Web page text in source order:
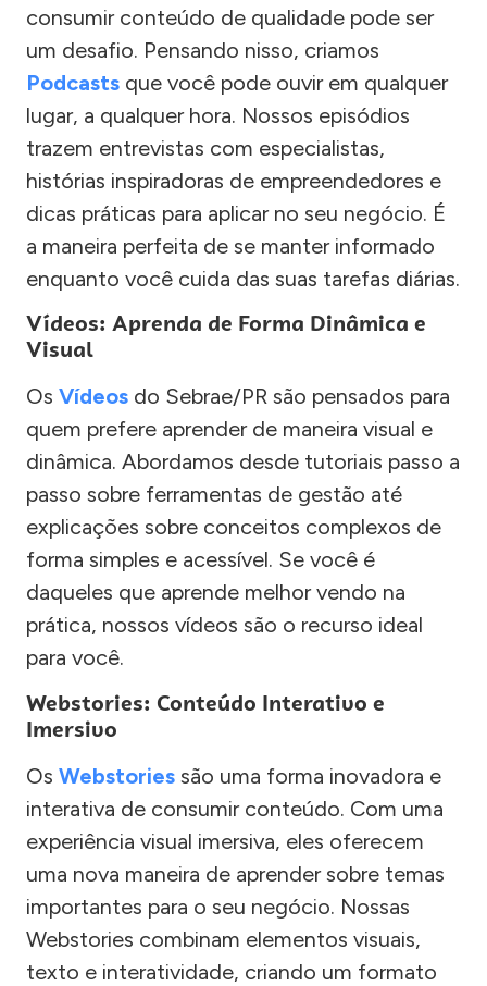
consumir conteúdo de qualidade pode ser
um desafio. Pensando nisso, criamos
Podcasts que você pode ouvir em qualquer
lugar, a qualquer hora. Nossos episódios
trazem entrevistas com especialistas,
histórias inspiradoras de empreendedores e
dicas práticas para aplicar no seu negócio. É
a maneira perfeita de se manter informado
enquanto você cuida das suas tarefas diárias.
Vídeos: Aprenda de Forma Dinâmica e
Visual
Os Vídeos do Sebrae/PR são pensados para
quem prefere aprender de maneira visual e
dinâmica. Abordamos desde tutoriais passo a
passo sobre ferramentas de gestão até
explicações sobre conceitos complexos de
forma simples e acessível. Se você é
daqueles que aprende melhor vendo na
prática, nossos vídeos são o recurso ideal
para você.
Webstories: Conteúdo Interativo e
Imersivo
Os Webstories são uma forma inovadora e
interativa de consumir conteúdo. Com uma
experiência visual imersiva, eles oferecem
uma nova maneira de aprender sobre temas
importantes para o seu negócio. Nossas
Webstories combinam elementos visuais,
texto e interatividade, criando um formato